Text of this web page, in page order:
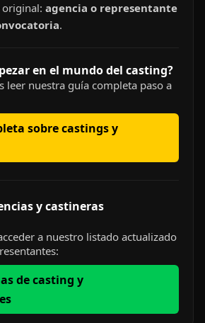
agencia o representante
.
en el mundo del casting?
leer nuestra guía completa paso a
sobre castings y
y castineras
a nuestro listado actualizado
de casting y